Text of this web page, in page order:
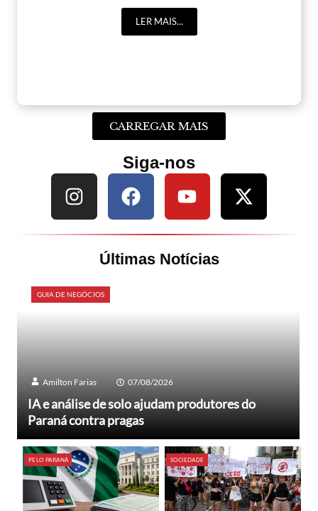
LER MAIS...
CARREGAR MAIS
Siga-nos
Últimas Notícias
GUIA DE NEGÓCIOS
Amilton Farias 07/08/2026
IA e análise de solo ajudam produtores do
Paraná contra pragas
PELO PARANÁ SOCIEDADE